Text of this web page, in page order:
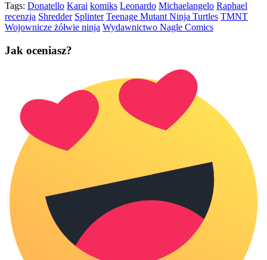
Tags: Donatello Karai komiks Leonardo Michaelangelo Raphael
recenzja Shredder Splinter Teenage Mutant Ninja Turtles TMNT
Wojownicze żółwie ninja Wydawnictwo Nagle Comics
Jak oceniasz?